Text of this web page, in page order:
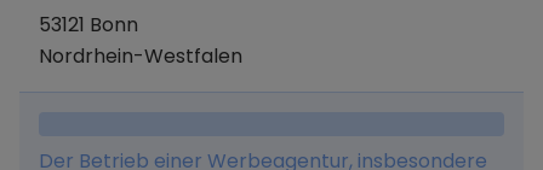
NEM (Nahrungsergänzungsmittel), Sportgeräte,
digitalen Produkten wie E-Books, Aufbau, Halten
53121 Bonn
Nordrhein-Westfalen
Der Betrieb einer Werbeagentur, insbesondere